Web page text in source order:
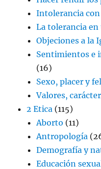
Intolerancia
La tolerancia en
Objeciones a la
Sentimientos e
(16)
Sexo, placer y
Valores,
2 Etica (115)
Aborto (11)
Antropología
Demografía y
Educación